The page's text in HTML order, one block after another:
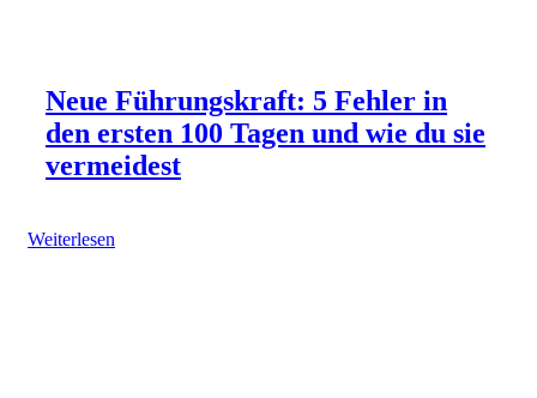
Neue Führungskraft: 5 Fehler in
den ersten 100 Tagen und wie du sie
vermeidest
Weiterlesen